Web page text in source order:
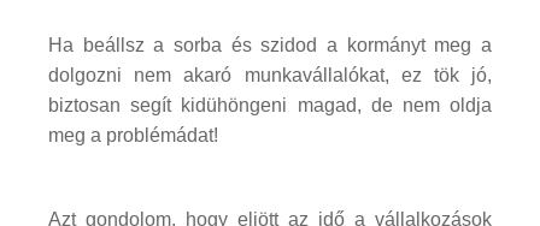
Ha beállsz a sorba és szidod a kormányt meg a
dolgozni nem akaró munkavállalókat, ez tök jó,
biztosan segít kidühöngeni magad, de nem oldja
meg a problémádat!
Azt gondolom, hogy eljött az idő a vállalkozások